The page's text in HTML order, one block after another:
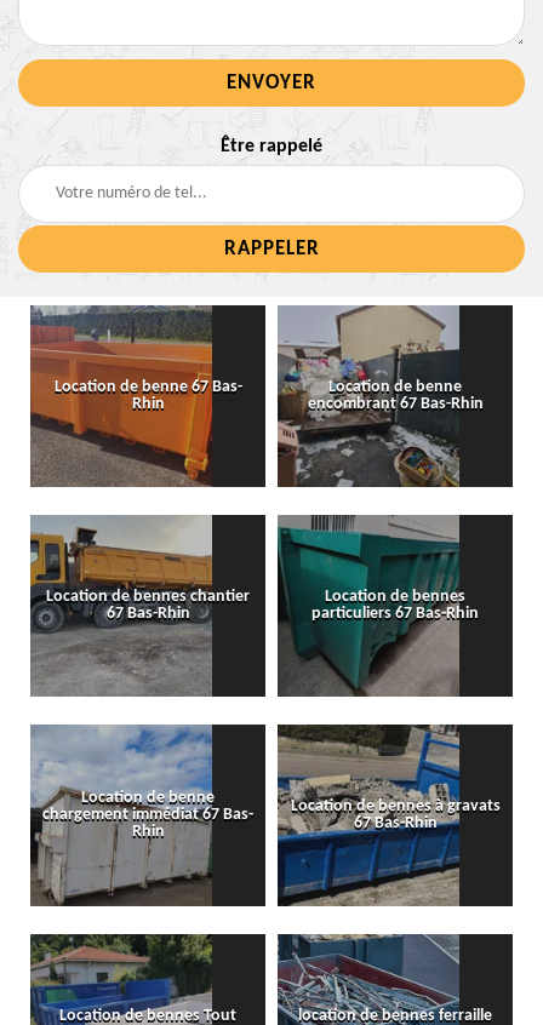
Être rappelé
Location de benne 67 Bas-
Rhin
Location de benne
encombrant 67 Bas-Rhin
Location de bennes chantier
67 Bas-Rhin
Location de bennes
particuliers 67 Bas-Rhin
Location de benne
chargement immédiat 67 Bas-
Rhin
Location de bennes à gravats
67 Bas-Rhin
Location de bennes Tout
location de bennes ferraille